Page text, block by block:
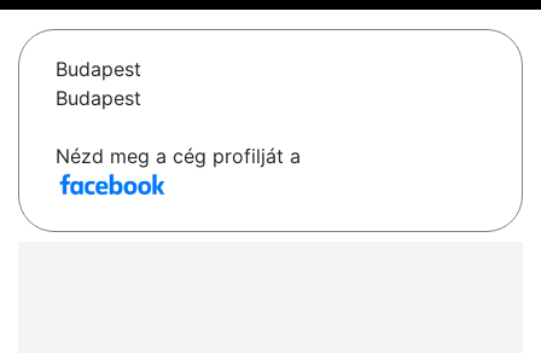
Budapest
Budapest
Nézd meg a cég profilját a